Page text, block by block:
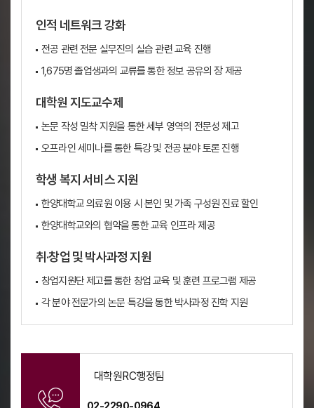
인적 네트워크 강화
전공 관련 전문 실무진의 실습 관련 교육 진행
1,675명 졸업생과의 교류를 통한 정보 공유의 장 제공
대학원 지도교수제
논문 작성 밀착 지원을 통한 세부 영역의 전문성 제고
오프라인 세미나를 통한 특강 및 전공 분야 토론 진행
학생 복지 서비스 지원
한양대학교 의료원 이용 시 본인 및 가족 구성원 진료 할인
한양대학교와의 협약을 통한 교육 인프라 제공
취·창업 및 박사과정 지원
창업지원단 제고를 통한 창업 교육 및 훈련 프로그램 제공
각 분야 전문가의 논문 특강을 통한 박사과정 진학 지원
대학원RC행정팀